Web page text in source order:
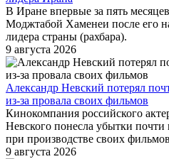
В Иране впервые за пять
Моджтабой Хаменеи после его
лидера страны (рахбара).
9 августа 2026
Александр Невский потерял
из-за провала своих фильмов
Кинокомпания российского
Невского понесла убытки
при производстве своих
9 августа 2026